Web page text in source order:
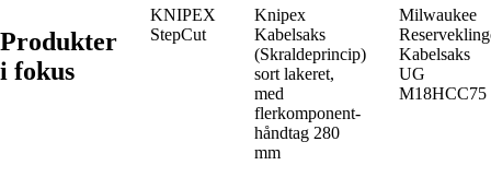
Produkter
i fokus
KNIPEX
StepCut
Knipex
Kabelsaks
(Skraldeprincip)
sort lakeret,
med
flerkomponent-
håndtag 280
mm
Milwaukee
Kabelsaks
UG
M18HCC75